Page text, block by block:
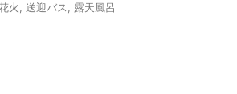
火 送迎バス 露天風呂